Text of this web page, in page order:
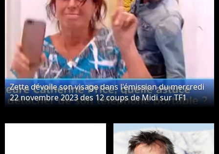
Zette dévoile son visage dans l'émission du mercredi
22 novembre 2023 des 12 coups de Midi sur TF1